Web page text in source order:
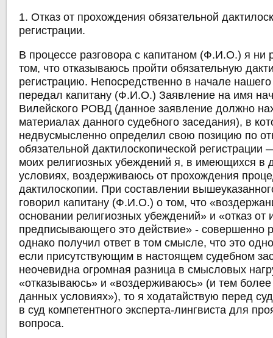
1. Отказ от прохождения обязательной
регистрации.
В процессе разговора с капитаном (Ф.И.О.) я ни
том, что отказываюсь пройти обязательную
регистрацию. Непосредственно в начале нашего
передал капитану (Ф.И.О.) Заявление на имя
Вилейского РОВД (данное заявление должно
материалах данного судебного заседания), в
недвусмысленно определил свою позицию по
обязательной дактилоскопической регистрации
моих религиозных убеждений я, в имеющихся в
условиях, воздерживаюсь от прохождения
дактилоскопии. При составлении
говорил капитану (Ф.И.О.) о том, что
основании религиозных убеждений» и «отказ от
предписывающего это действие» - совершенно
однако получил ответ в том смысле, что это
если присутствующим в настоящем судебном
неочевидна огромная разница в смысловых
«отказываюсь» и «воздерживаюсь» (и тем
данных условиях»), то я ходатайствую перед
в суд компетентного эксперта-лингвиста для
вопроса.